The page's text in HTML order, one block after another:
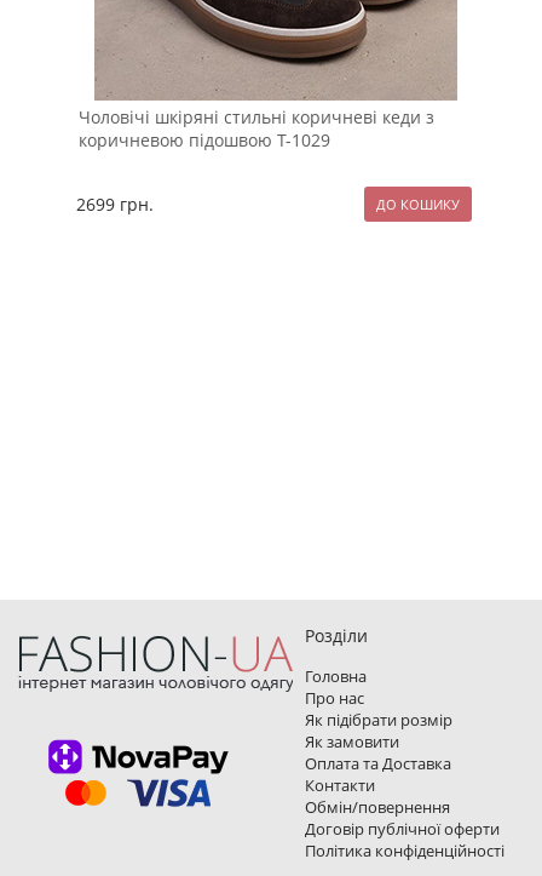
Чоловічі шкіряні стильні коричневі кеди з
коричневою підошвою Т-1029
2699 грн.
Розділи
Головна
Про нас
Як підібрати розмір
Як замовити
Оплата та Доставка
Контакти
Обмін/повернення
Договір публічної оферти
Політика конфіденційності